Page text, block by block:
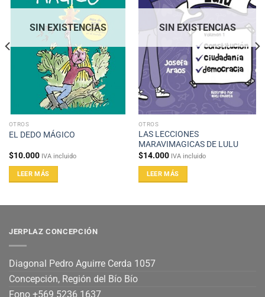
SIN EXISTENCIAS
OTROS
EL DEDO MÁGICO
$10.000 IVA incluido
LEER MÁS
SIN EXISTENCIAS
OTROS
LAS LECCIONES
MARAVIMAGICAS DE LULU
$14.000 IVA incluido
LEER MÁS
JERPLAZ CONCEPCIÓN
Diagonal Pedro Aguirre Cerda 1057
Concepción, Región del Bío Bío
Fono +569 5236 1637